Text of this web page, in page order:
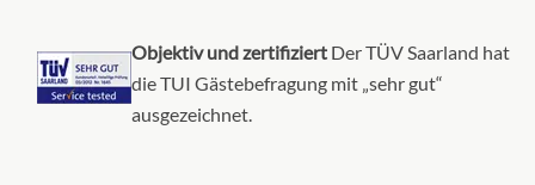
Objektiv und zertifiziert Der TÜV Saarland hat
die TUI Gästebefragung mit „sehr gut“
ausgezeichnet.